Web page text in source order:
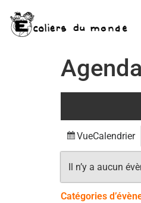
Agenda
VueCalendrier
Il n’y a aucun
Catégories